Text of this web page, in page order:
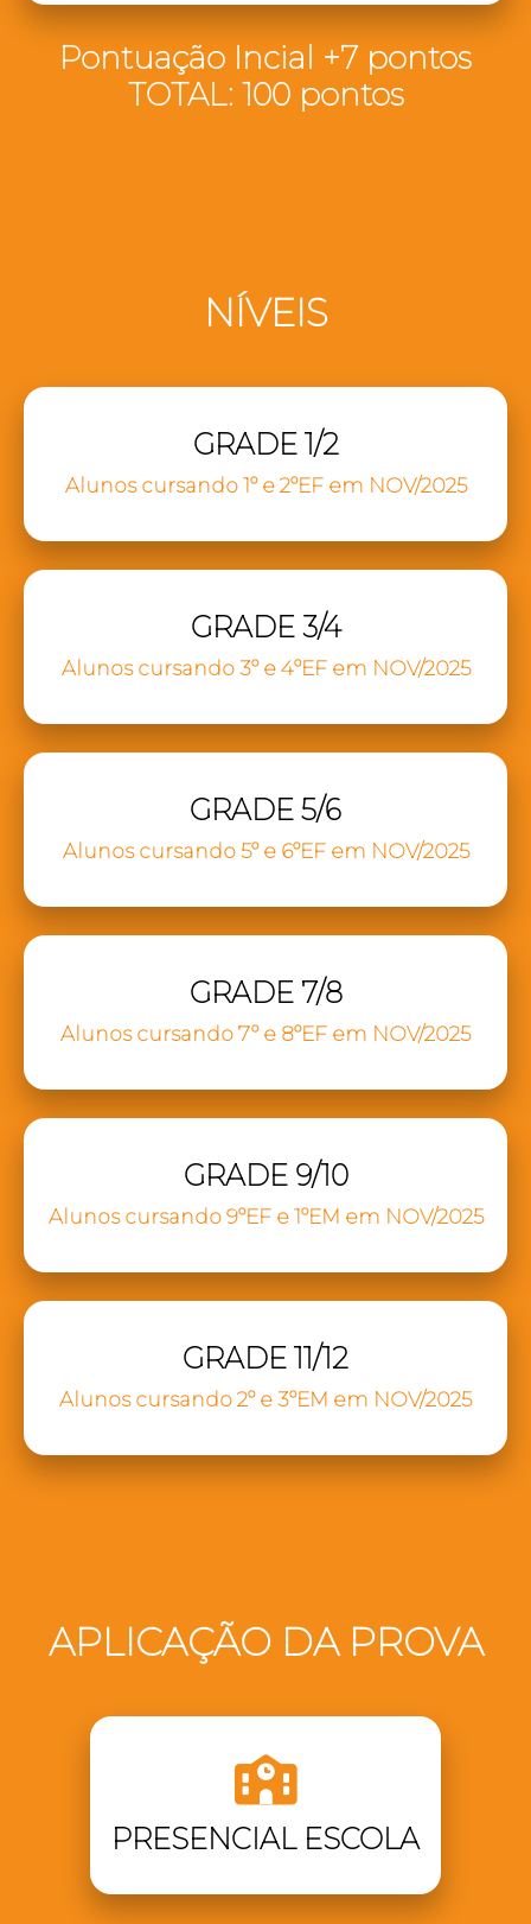
Pontuação Incial +7 pontos
TOTAL: 100 pontos
NÍVEIS
GRADE 1/2
Alunos cursando 1º e 2ºEF em NOV/2025
GRADE 3/4
Alunos cursando 3º e 4ºEF em NOV/2025
GRADE 5/6
Alunos cursando 5º e 6ºEF em NOV/2025
GRADE 7/8
Alunos cursando 7º e 8ºEF em NOV/2025
GRADE 9/10
Alunos cursando 9ºEF e 1ºEM em NOV/2025
GRADE 11/12
Alunos cursando 2º e 3ºEM em NOV/2025
APLICAÇÃO DA PROVA
PRESENCIAL ESCOLA